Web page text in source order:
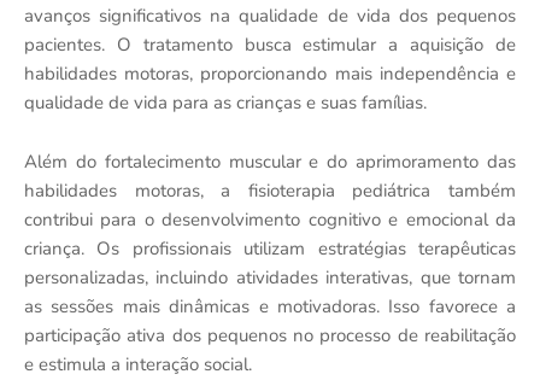
avanços significativos na qualidade de vida dos pequenos
pacientes. O tratamento busca estimular a aquisição de
habilidades motoras, proporcionando mais independência e
qualidade de vida para as crianças e suas famílias.
Além do fortalecimento muscular e do aprimoramento das
habilidades motoras, a fisioterapia pediátrica também
contribui para o desenvolvimento cognitivo e emocional da
criança. Os profissionais utilizam estratégias terapêuticas
personalizadas, incluindo atividades interativas, que tornam
as sessões mais dinâmicas e motivadoras. Isso favorece a
participação ativa dos pequenos no processo de reabilitação
e estimula a interação social.